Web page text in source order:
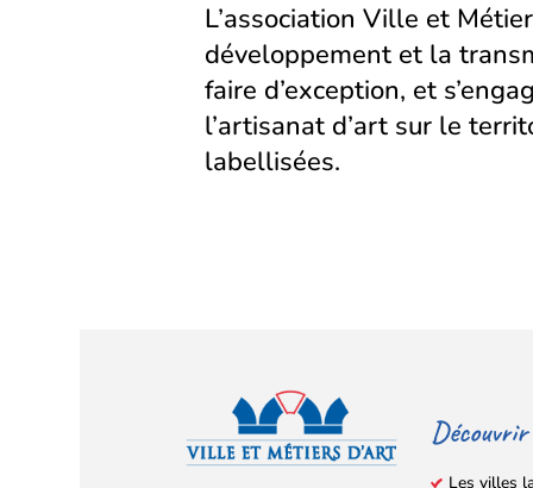
L’association Ville et
développement et la
faire d’exception, et
l’artisanat d’art sur le
labellisées.
Découvrir
Les villes